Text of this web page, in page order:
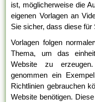
ist, möglicherweise die
eigenen Vorlagen an
Sie sicher, dass diese für
Vorlagen folgen
Thema, um das
Website zu
genommen ein
Richtlinien gebrauchen
Website benötigen.